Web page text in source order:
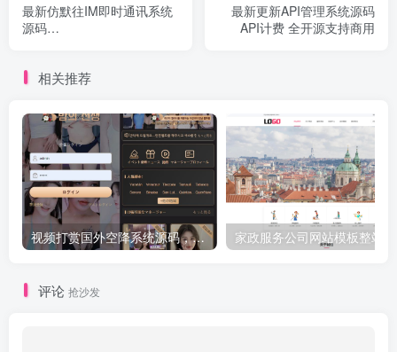
最新仿默往IM即时通讯系统
源码
最新更新API管理系统源码
API计费 全开源支持商用
相关推荐
视频打赏国外空降系统源码，三国语言php源码无加密
评论 抢沙发